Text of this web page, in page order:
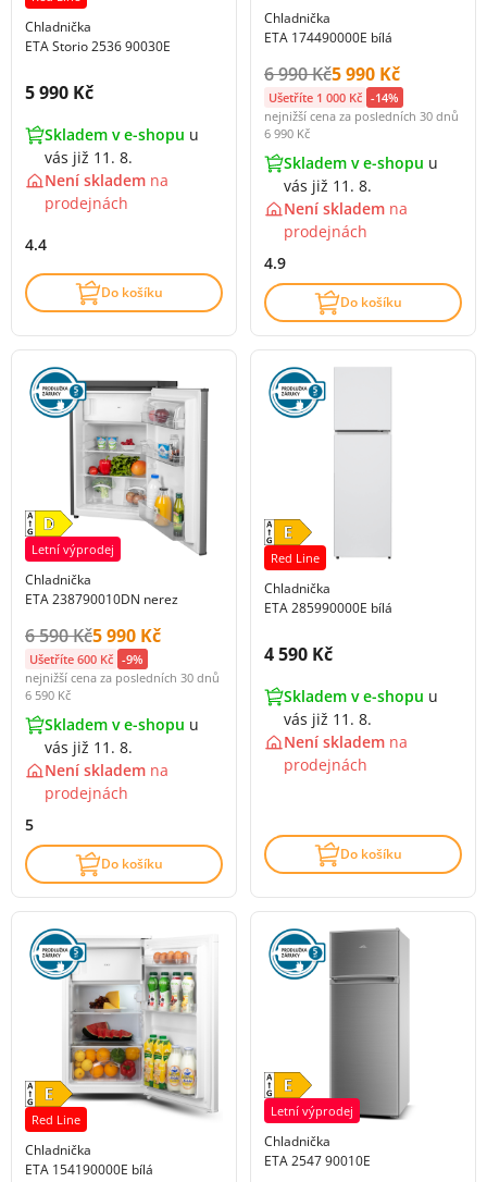
Chladnička
ETA Storio 2536 90030E
Cena s DPH:
5 990 Kč
Skladem v e-shopu u
vás již 11. 8.
Není skladem na
prodejnách
4.4
Do košíku
Chladnička
ETA 174490000E bílá
Původní cena s DPH:
6 990 KčCena s DPH:
5 990 Kč
Ušetříte 1 000 Kč -14%
nejnižší cena za posledních 30 dnů
6 990 Kč
Skladem v e-shopu u
vás již 11. 8.
Není skladem na
prodejnách
4.9
Do košíku
Letní výprodej
Chladnička
ETA 238790010DN nerez
Původní cena s DPH:
6 590 KčCena s DPH:
5 990 Kč
Ušetříte 600 Kč -9%
nejnižší cena za posledních 30 dnů
6 590 Kč
Skladem v e-shopu u
vás již 11. 8.
Není skladem na
prodejnách
5
Do košíku
Red Line
Chladnička
ETA 285990000E bílá
Cena s DPH:
4 590 Kč
Skladem v e-shopu u
vás již 11. 8.
Není skladem na
prodejnách
Do košíku
Red Line
Chladnička
ETA 154190000E bílá
Letní výprodej
Chladnička
ETA 2547 90010E